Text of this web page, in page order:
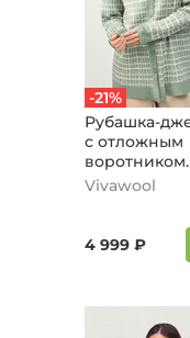
-21%
Рубашка-
с отложным
воротником
клетка,
Vivawool
4 999 ₽